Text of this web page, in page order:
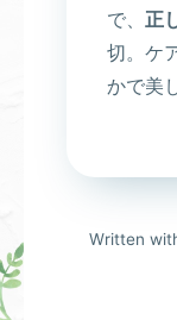
で、 正
切。ケ
かで美
Written